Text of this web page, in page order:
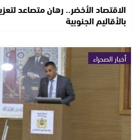
الاقتصاد الأخضر.. رهان متصاعد
بالأقاليم الجنوبية
أخبار الصحراء